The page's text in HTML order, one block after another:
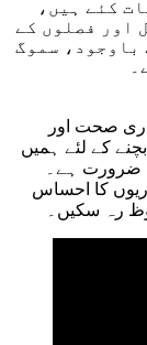
کئے ہیں،
اور فصلوں کے
باوجود، سموگ
صحت اور
کے لئے ہمیں
ضرورت ہے۔
کا احساس
رہ سکیں۔